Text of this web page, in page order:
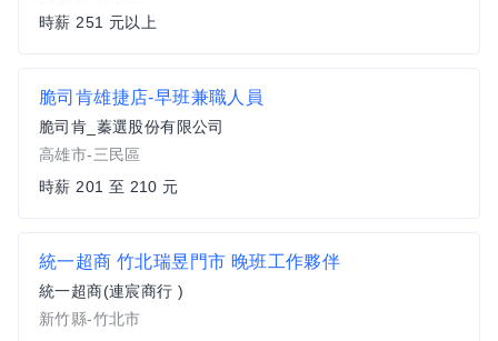
時薪 251 元以上
脆司肯雄捷店-早班兼職人員
脆司肯_蓁選股份有限公司
高雄市-三民區
時薪 201 至 210 元
統一超商 竹北瑞昱門市 晚班工作夥伴
統一超商(連宸商行 )
新竹縣-竹北市